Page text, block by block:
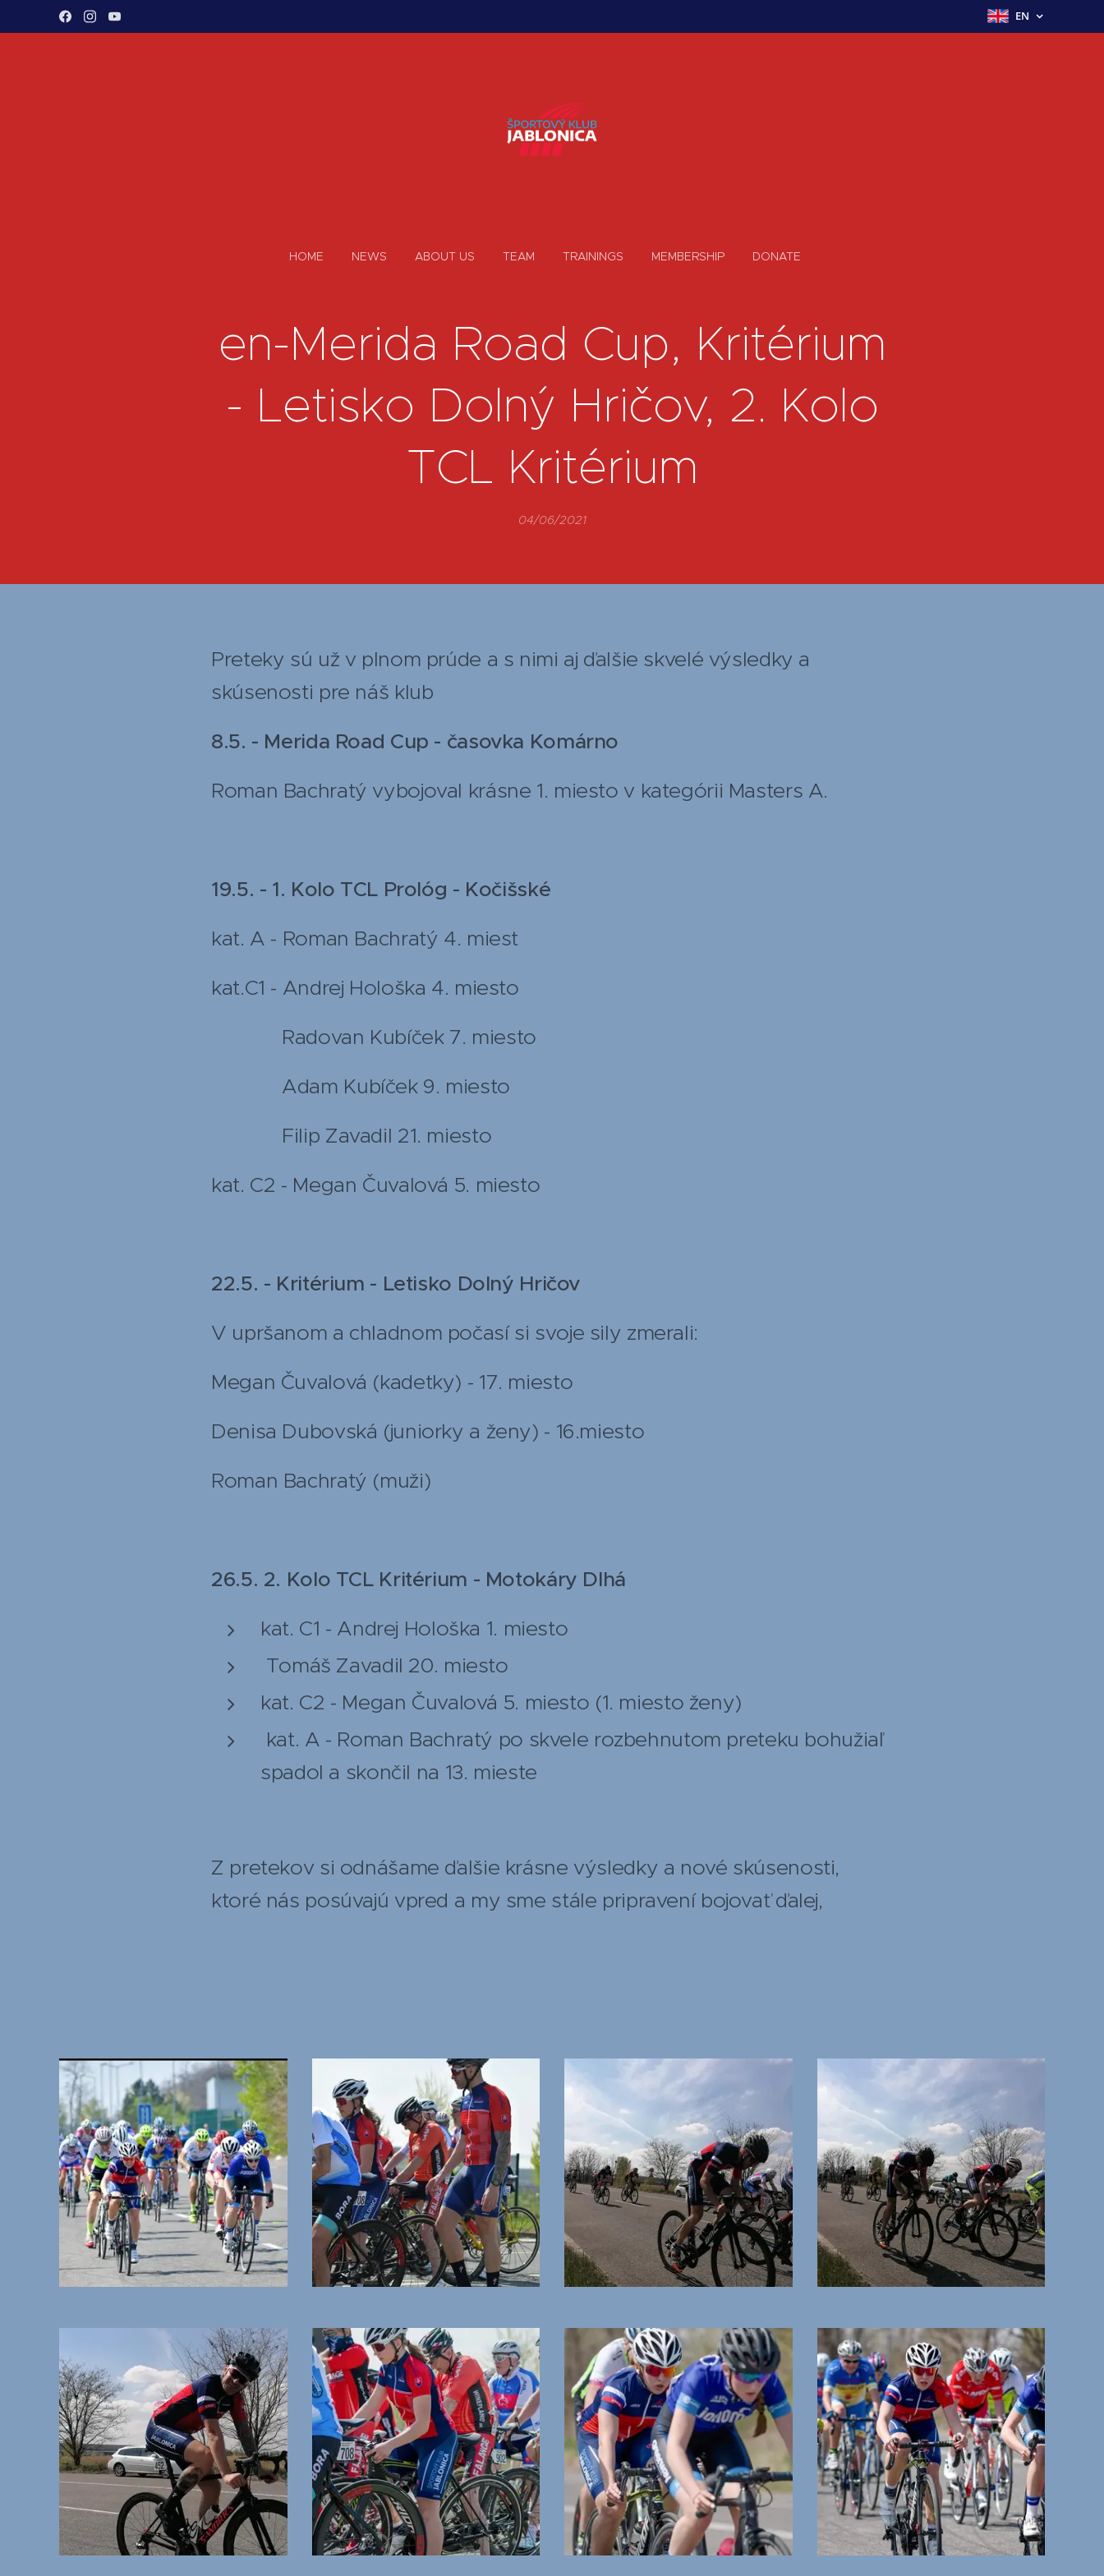
EN
HOME NEWS ABOUT US TEAM TRAININGS MEMBERSHIP DONATE
en-Merida Road Cup, Kritérium
- Letisko Dolný Hričov, 2. Kolo
TCL Kritérium
04/06/2021
Preteky sú už v plnom prúde a s nimi aj ďalšie skvelé výsledky a
skúsenosti pre náš klub
8.5. - Merida Road Cup - časovka Komárno
Roman Bachratý vybojoval krásne 1. miesto v kategórii Masters A.
19.5. - 1. Kolo TCL Prológ - Kočišské
kat. A - Roman Bachratý 4. miest
kat.C1 - Andrej Hološka 4. miesto
Radovan Kubíček 7. miesto
Adam Kubíček 9. miesto
Filip Zavadil 21. miesto
kat. C2 - Megan Čuvalová 5. miesto
22.5. - Kritérium - Letisko Dolný Hričov
V upršanom a chladnom počasí si svoje sily zmerali:
Megan Čuvalová (kadetky) - 17. miesto
Denisa Dubovská (juniorky a ženy) - 16.miesto
Roman Bachratý (muži)
26.5. 2. Kolo TCL Kritérium - Motokáry Dlhá
kat. C1 - Andrej Hološka 1. miesto
Tomáš Zavadil 20. miesto
kat. C2 - Megan Čuvalová 5. miesto (1. miesto ženy)
kat. A - Roman Bachratý po skvele rozbehnutom preteku bohužiaľ
spadol a skončil na 13. mieste
Z pretekov si odnášame ďalšie krásne výsledky a nové skúsenosti,
ktoré nás posúvajú vpred a my sme stále pripravení bojovať ďalej,